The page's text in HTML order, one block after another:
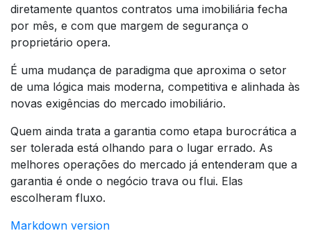
diretamente quantos contratos uma imobiliária fecha
por mês, e com que margem de segurança o
proprietário opera.
É uma mudança de paradigma que aproxima o setor
de uma lógica mais moderna, competitiva e alinhada às
novas exigências do mercado imobiliário.
Quem ainda trata a garantia como etapa burocrática a
ser tolerada está olhando para o lugar errado. As
melhores operações do mercado já entenderam que a
garantia é onde o negócio trava ou flui. Elas
escolheram fluxo.
Markdown version